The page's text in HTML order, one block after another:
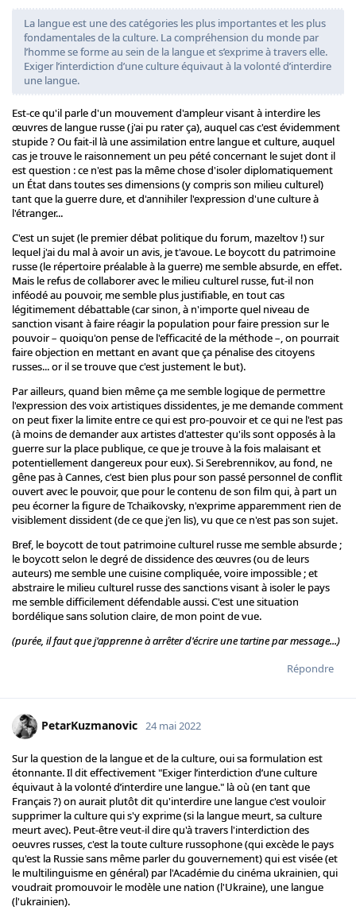
La langue est une des catégories les plus importantes et les plus
fondamentales de la culture. La compréhension du monde par
l’homme se forme au sein de la langue et s’exprime à travers elle.
Exiger l’interdiction d’une culture équivaut à la volonté d’interdire
une langue.
Est-ce qu'il parle d'un mouvement d'ampleur visant à interdire les
œuvres de langue russe (j'ai pu rater ça), auquel cas c'est évidemment
stupide ? Ou fait-il là une assimilation entre langue et culture, auquel
cas je trouve le raisonnement un peu pété concernant le sujet dont il
est question : ce n'est pas la même chose d'isoler diplomatiquement
un État dans toutes ses dimensions (y compris son milieu culturel)
tant que la guerre dure, et d'annihiler l'expression d'une culture à
l'étranger...
C'est un sujet (le premier débat politique du forum, mazeltov !) sur
lequel j'ai du mal à avoir un avis, je t'avoue. Le boycott du patrimoine
russe (le répertoire préalable à la guerre) me semble absurde, en effet.
Mais le refus de collaborer avec le milieu culturel russe, fut-il non
inféodé au pouvoir, me semble plus justifiable, en tout cas
légitimement débattable (car sinon, à n'importe quel niveau de
sanction visant à faire réagir la population pour faire pression sur le
pouvoir – quoiqu'on pense de l'efficacité de la méthode –, on pourrait
faire objection en mettant en avant que ça pénalise des citoyens
russes... or il se trouve que c'est justement le but).
Par ailleurs, quand bien même ça me semble logique de permettre
l'expression des voix artistiques dissidentes, je me demande comment
on peut fixer la limite entre ce qui est pro-pouvoir et ce qui ne l'est pas
(à moins de demander aux artistes d'attester qu'ils sont opposés à la
guerre sur la place publique, ce que je trouve à la fois malaisant et
potentiellement dangereux pour eux). Si Serebrennikov, au fond, ne
gêne pas à Cannes, c'est bien plus pour son passé personnel de conflit
ouvert avec le pouvoir, que pour le contenu de son film qui, à part un
peu écorner la figure de Tchaïkovsky, n'exprime apparemment rien de
visiblement dissident (de ce que j'en lis), vu que ce n'est pas son sujet.
Bref, le boycott de tout patrimoine culturel russe me semble absurde ;
le boycott selon le degré de dissidence des œuvres (ou de leurs
auteurs) me semble une cuisine compliquée, voire impossible ; et
abstraire le milieu culturel russe des sanctions visant à isoler le pays
me semble difficilement défendable aussi. C'est une situation
bordélique sans solution claire, de mon point de vue.
(purée, il faut que j'apprenne à arrêter d'écrire une tartine par message...)
Répondre
PetarKuzmanovic 24 mai 2022
Sur la question de la langue et de la culture, oui sa formulation est
étonnante. Il dit effectivement "Exiger l’interdiction d’une culture
équivaut à la volonté d’interdire une langue." là où (en tant que
Français ?) on aurait plutôt dit qu'interdire une langue c'est vouloir
supprimer la culture qui s'y exprime (si la langue meurt, sa culture
meurt avec). Peut-être veut-il dire qu'à travers l'interdiction des
oeuvres russes, c'est la toute culture russophone (qui excède le pays
qu'est la Russie sans même parler du gouvernement) qui est visée (et
le multilinguisme en général) par l'Académie du cinéma ukrainien, qui
voudrait promouvoir le modèle une nation (l'Ukraine), une langue
(l'ukrainien).